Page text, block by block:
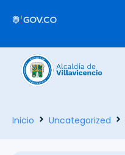
Inicio Uncategorized